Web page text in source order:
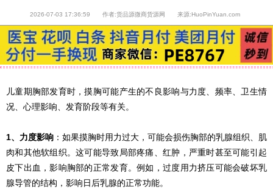
2026-07-03 17:36:59 作者:货品源微商货源网 来源:HuoPinYuan.com
儿童期胸部发育时，摸胸可能产生的不良影响与力度、频率、卫生情
况、心理影响、发育阶段等有关。
1、力度影响 ：如果摸胸时用力过大，可能会损伤胸部的乳腺组织、肌
肉和其他软组织。这可能导致局部疼痛、红肿，严重时甚至可能引起
皮下出血，影响胸部的正常发育。例如，过度用力挤压可能会破坏乳
腺导管的结构，影响日后乳腺的正常功能。